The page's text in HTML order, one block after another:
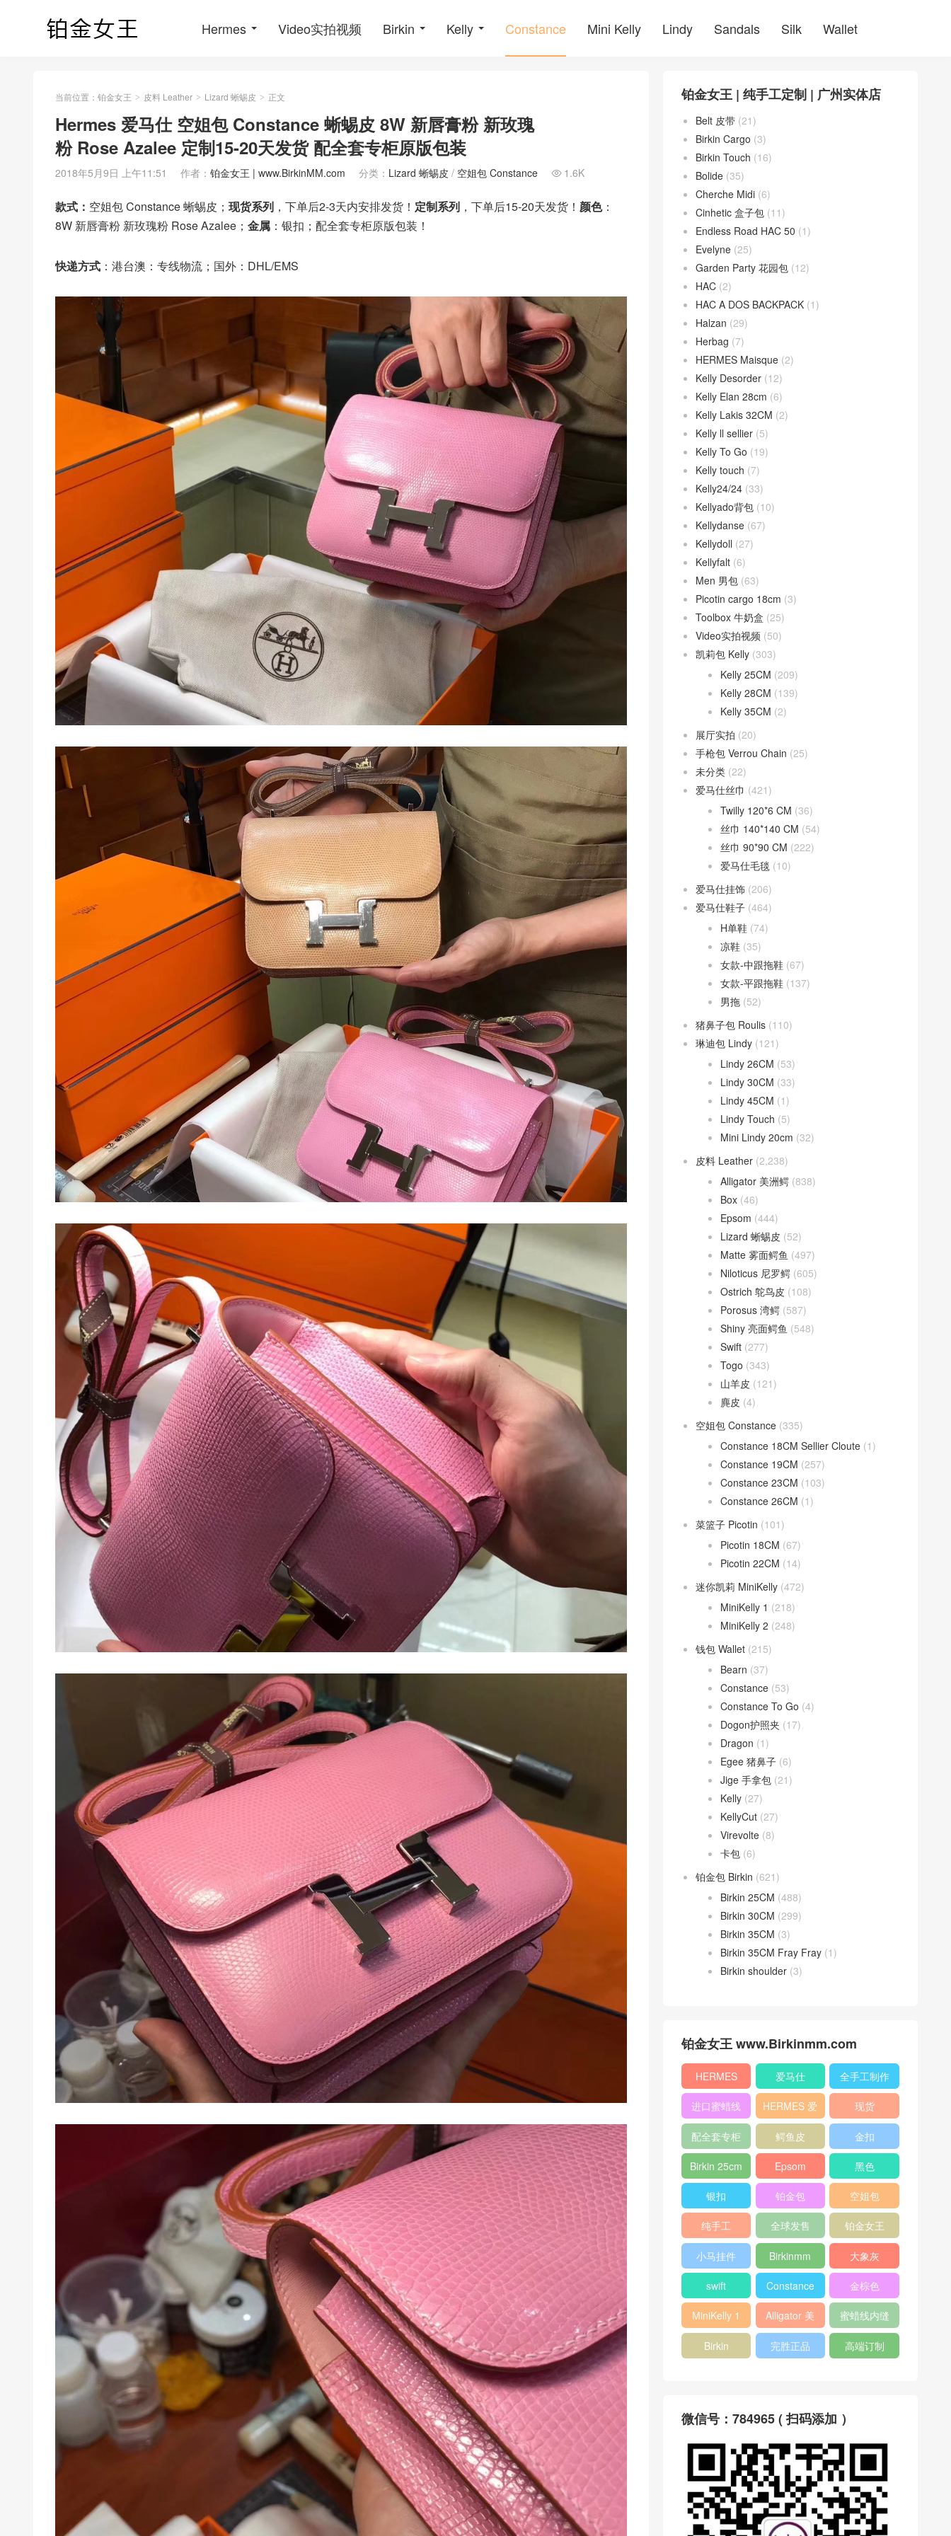
Hermes Video实拍视频 Birkin Kelly Constance Mini Kelly Lindy Sandals Silk Wallet
当前位置： 铂金女王 > 皮料 Leather > Lizard 蜥蜴皮 > 正文
Hermes 爱马仕 空姐包 Constance 蜥蜴皮 8W 新唇膏粉 新玫瑰
粉 Rose Azalee 定制15-20天发货 配全套专柜原版包装
2018年5月9日 上午11:51 作者： 铂金女王 | www.BirkinMM.com 分类： Lizard 蜥蜴皮 / 空姐包 Constance  1.6K
款式： 空姐包 Constance 蜥蜴皮； 现货系列 ，下单后2-3天内安排发货！ 定制系列 ，下单后15-20天发货！ 颜色：
8W 新唇膏粉 新玫瑰粉 Rose Azalee； 金属 ：银扣；配全套专柜原版包装！
快递方式 ：港台澳：专线物流；国外：DHL/EMS
铂金女王 | 纯手工定制 | 广州实体店
Belt 皮带 (21)
Birkin Cargo (3)
Birkin Touch (16)
Bolide (35)
Cherche Midi (6)
Cinhetic 盒子包 (11)
Endless Road HAC 50 (1)
Evelyne (25)
Garden Party 花园包 (12)
HAC (2)
HAC A DOS BACKPACK (1)
Halzan (29)
Herbag (7)
HERMES Maisque (2)
Kelly Desorder (12)
Kelly Elan 28cm (6)
Kelly Lakis 32CM (2)
Kelly ll sellier (5)
Kelly To Go (19)
Kelly touch (7)
Kelly24/24 (33)
Kellyado背包 (10)
Kellydanse (67)
Kellydoll (27)
Kellyfalt (6)
Men 男包 (63)
Picotin cargo 18cm (3)
Toolbox 牛奶盒 (25)
Video实拍视频 (50)
凯莉包 Kelly (303)
Kelly 25CM (209)
Kelly 28CM (139)
Kelly 35CM (2)
展厅实拍 (20)
手枪包 Verrou Chain (25)
未分类 (22)
爱马仕丝巾 (421)
Twilly 120*6 CM (36)
丝巾 140*140 CM (54)
丝巾 90*90 CM (222)
爱马仕毛毯 (10)
爱马仕挂饰 (206)
爱马仕鞋子 (464)
H单鞋 (74)
凉鞋 (35)
女款-中跟拖鞋 (67)
女款-平跟拖鞋 (137)
男拖 (52)
猪鼻子包 Roulis (110)
琳迪包 Lindy (121)
Lindy 26CM (53)
Lindy 30CM (33)
Lindy 45CM (1)
Lindy Touch (5)
Mini Lindy 20cm (32)
皮料 Leather (2,238)
Alligator 美洲鳄 (838)
Box (46)
Epsom (444)
Lizard 蜥蜴皮 (52)
Matte 雾面鳄鱼 (497)
Niloticus 尼罗鳄 (605)
Ostrich 鸵鸟皮 (108)
Porosus 湾鳄 (587)
Shiny 亮面鳄鱼 (548)
Swift (277)
Togo (343)
山羊皮 (121)
麂皮 (4)
空姐包 Constance (335)
Constance 18CM Sellier Cloute (1)
Constance 19CM (257)
Constance 23CM (103)
Constance 26CM (1)
菜篮子 Picotin (101)
Picotin 18CM (67)
Picotin 22CM (14)
迷你凯莉 MiniKelly (472)
MiniKelly 1 (218)
MiniKelly 2 (248)
钱包 Wallet (215)
Bearn (37)
Constance (53)
Constance To Go (4)
Dogon护照夹 (17)
Dragon (1)
Egee 猪鼻子 (6)
Jige 手拿包 (21)
Kelly (27)
KellyCut (27)
Virevolte (8)
卡包 (6)
铂金包 Birkin (621)
Birkin 25CM (488)
Birkin 30CM (299)
Birkin 35CM (3)
Birkin 35CM Fray Fray (1)
Birkin shoulder (3)
铂金女王 www.Birkinmm.com
HERMES 爱马仕 全手工制作
进口蜜蜡线
HERMES 爱
马仕
现货
配全套专柜
原版包装
鳄鱼皮 金扣
Birkin 25cm Epsom 黑色
银扣 铂金包 空姐包
纯手工 全球发售 铂金女王
小马挂件 Birkinmm 大象灰
swift Constance 金棕色
MiniKelly 1
Alligator 美
洲鳄
蜜蜡线内缝
Birkin 完胜正品 高端订制
微信号：784965 ( 扫码添加 ）